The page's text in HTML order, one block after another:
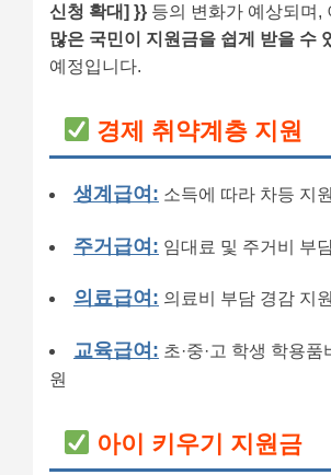
신청 확대] }} 등의 변화가 예상되며,
많은 국민이 지원금을 쉽게 받을 수
예정입니다.
경제 취약계층 지원
생계급여: 소득에 따라 차등 지원
주거급여: 임대료 및 주거비 부
의료급여: 의료비 부담 경감 지원
교육급여: 초·중·고 학생 학용품
원
아이 키우기 지원금